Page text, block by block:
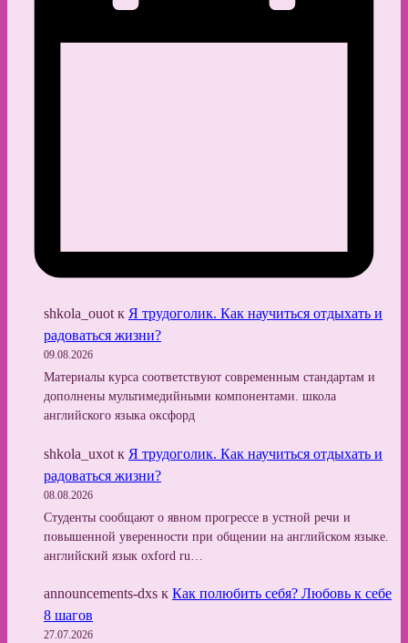
shkola_ouot к Я трудоголик. Как научиться отдыхать и
радоваться жизни?
09.08.2026
Материалы курса соответствуют современным стандартам и
дополнены мультимедийными компонентами. школа
английского языка оксфорд
shkola_uxot к Я трудоголик. Как научиться отдыхать и
радоваться жизни?
08.08.2026
Студенты сообщают о явном прогрессе в устной речи и
повышенной уверенности при общении на английском языке.
английский язык oxford ru…
announcements-dxs к Как полюбить себя? Любовь к себе
8 шагов
27.07.2026